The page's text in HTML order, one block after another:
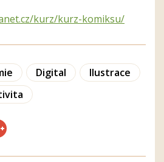
kurz/kurz-komiksu/
Digital
Ilustrace